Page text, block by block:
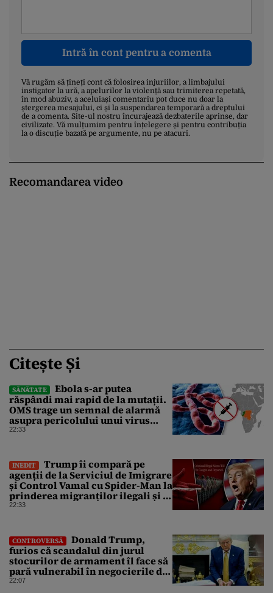
Intră în cont pentru a comenta
Vă rugăm să țineți cont că folosirea injuriilor, a limbajului
instigator la ură, a apelurilor la violență sau trimiterea repetată,
în mod abuziv, a aceluiași comentariu pot duce nu doar la
ștergerea mesajului, ci și la suspendarea temporară a dreptului
de a comenta. Site-ul nostru încurajează dezbaterile aprinse, dar
civilizate. Vă mulțumim pentru înțelegere și pentru contribuția
la o discuție bazată pe argumente, nu pe atacuri.
Recomandarea video
Citește Și
SĂNĂTATE
Ebola s-ar putea
răspândi mai rapid de la mutații.
OMS trage un semnal de alarmă
asupra pericolului unui virus
pentru care nu există vaccin
22:33
INEDIT
Trump îi compară pe
agenții de la Serviciul de Imigrare
și Control Vamal cu Spider-Man la
prinderea migranților ilegali și a
infractorilor
22:33
CONTROVERSĂ
Donald Trump,
furios că scandalul din jurul
stocurilor de armament îl face să
pară vulnerabil în negocierile de
pace cu Iranul
22:07